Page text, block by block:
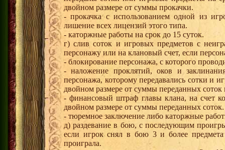
двойном размере от суммы прокачки.
- прокачка с использованием одной из
лишение всех лицензий этого типа.
- каторжные работы на срок до 15 суток.
г) слив соток и игровых предметов с
персонажу или на клановый счет, если
- блокирование персонажа, с которого
- наложение проклятий, оков и
персонажа, которому передавались сотки и
двойном размере от суммы переданных
- финансовый штраф главы клана, на счет
двойном размере от суммы переданных соток.
- тюремное заключение либо каторжные
д) раздевание в бою, с последующим
если игрок снял в бою 3 и более
проиграла.